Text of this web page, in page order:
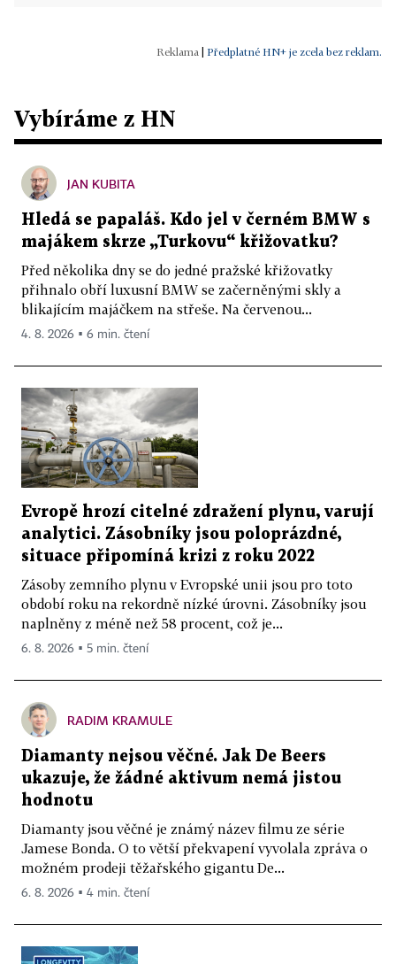
Předplatné HN+ je zcela bez reklam.
Vybíráme z HN
JAN KUBITA
Hledá se papaláš. Kdo jel v černém BMW s
majákem skrze „Turkovu“ křižovatku?
Před několika dny se do jedné pražské křižovatky
přihnalo obří luxusní BMW se začerněnými skly a
blikajícím majáčkem na střeše. Na červenou...
4. 8. 2026 ▪ 6 min. čtení
Evropě hrozí citelné zdražení plynu, varují
analytici. Zásobníky jsou poloprázdné,
situace připomíná krizi z roku 2022
Zásoby zemního plynu v Evropské unii jsou pro toto
období roku na rekordně nízké úrovni. Zásobníky jsou
naplněny z méně než 58 procent, což je...
6. 8. 2026 ▪ 5 min. čtení
RADIM KRAMULE
Diamanty nejsou věčné. Jak De Beers
ukazuje, že žádné aktivum nemá jistou
hodnotu
Diamanty jsou věčné je známý název filmu ze série
Jamese Bonda. O to větší překvapení vyvolala zpráva o
možném prodeji těžařského gigantu De...
6. 8. 2026 ▪ 4 min. čtení